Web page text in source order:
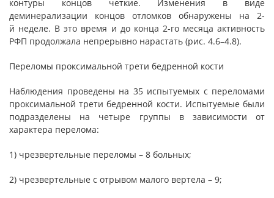
контуры концов четкие. Изменения в виде
деминерализации концов отломков обнаружены на 2-
й неделе. В это время и до конца 2-го месяца активность
РФП продолжала непрерывно нарастать (рис. 4.6–4.8).
Переломы проксимальной трети бедренной кости
Наблюдения проведены на 35 испытуемых с переломами
проксимальной трети бедренной кости. Испытуемые были
подразделены на четыре группы в зависимости от
характера перелома:
1) чрезвертельные переломы – 8 больных;
2) чрезвертельные с отрывом малого вертела – 9;